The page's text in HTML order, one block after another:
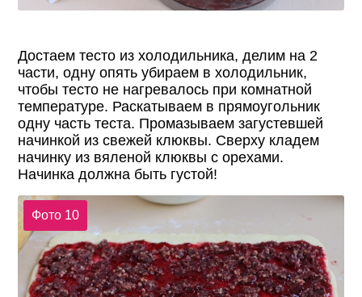
Достаем тесто из холодильника, делим на 2
части, одну опять убираем в холодильник,
чтобы тесто не нагревалось при комнатной
температуре. Раскатываем в прямоугольник
одну часть теста. Промазываем загустевшей
начинкой из свежей клюквы. Сверху кладем
начинку из вяленой клюквы с орехами.
Начинка должна быть густой!
Фото 10